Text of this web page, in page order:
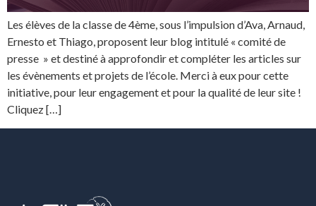
Les élèves de la classe de 4ème, sous l’impulsion d’Ava, Arnaud,
Ernesto et Thiago, proposent leur blog intitulé « comité de
presse » et destiné à approfondir et compléter les articles sur
les évènements et projets de l’école. Merci à eux pour cette
initiative, pour leur engagement et pour la qualité de leur site !
Cliquez […]